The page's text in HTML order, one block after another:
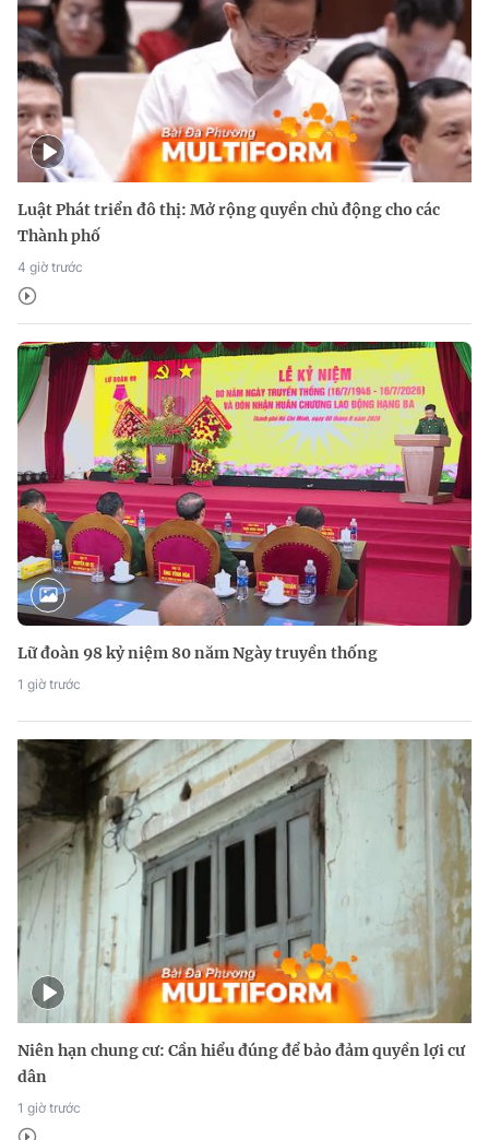
Luật Phát triển đô thị: Mở rộng quyền chủ động cho các
Thành phố
4 giờ trước
Lữ đoàn 98 kỷ niệm 80 năm Ngày truyền thống
1 giờ trước
Niên hạn chung cư: Cần hiểu đúng để bảo đảm quyền lợi cư
dân
1 giờ trước